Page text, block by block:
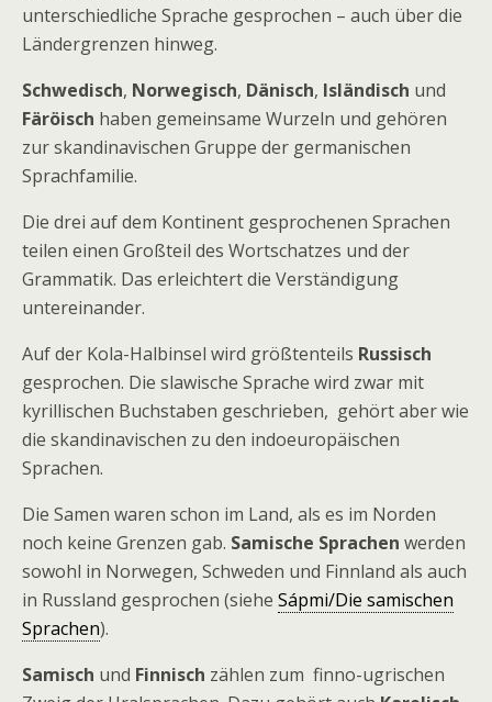
unterschiedliche Sprache gesprochen – auch über die
Ländergrenzen hinweg.
Schwedisch, Norwegisch, Dänisch, Isländisch und
Färöisch haben gemeinsame Wurzeln und gehören
zur skandinavischen Gruppe der germanischen
Sprachfamilie.
Die drei auf dem Kontinent gesprochenen Sprachen
teilen einen Großteil des Wortschatzes und der
Grammatik. Das erleichtert die Verständigung
untereinander.
Auf der Kola-Halbinsel wird größtenteils Russisch
gesprochen. Die slawische Sprache wird zwar mit
kyrillischen Buchstaben geschrieben, gehört aber wie
die skandinavischen zu den indoeuropäischen
Sprachen.
Die Samen waren schon im Land, als es im Norden
noch keine Grenzen gab. Samische Sprachen werden
sowohl in Norwegen, Schweden und Finnland als auch
in Russland gesprochen (siehe Sápmi/Die samischen
Sprachen).
Samisch und Finnisch zählen zum finno-ugrischen